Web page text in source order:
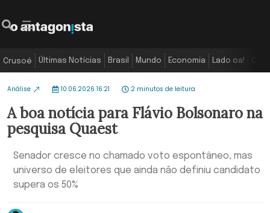
Crusoé Últimas Notícias Brasil Mundo Economia Lado oa!
Análise 10.06.2026 16:21 2 minutos de leitura
A boa notícia para Flávio Bolsonaro na
pesquisa Quaest
Senador cresce no chamado voto espontâneo, mas
universo de eleitores que ainda não definiu candidato
supera os 50%